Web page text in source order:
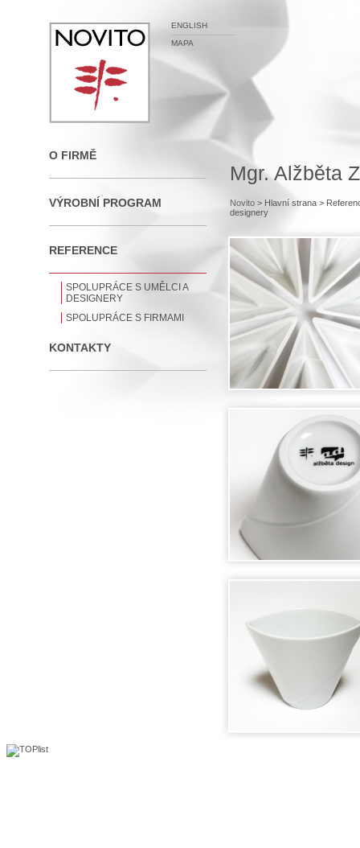
ENGLISH
MAPA
O FIRMĚ
VÝROBNÍ PROGRAM
REFERENCE
SPOLUPRÁCE S UMĚLCI A
DESIGNERY
SPOLUPRÁCE S FIRMAMI
KONTAKTY
Mgr. Alžběta
Novito > Hlavní strana>
designery